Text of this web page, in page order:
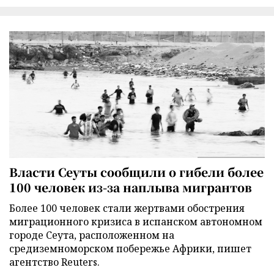
Власти Сеуты сообщили о гибели более
100 человек из-за наплыва мигрантов
Более 100 человек стали жертвами обострения
миграционного кризиса в испанском автономном
городе Сеута, расположенном на
средиземноморском побережье Африки, пишет
агентство Reuters.